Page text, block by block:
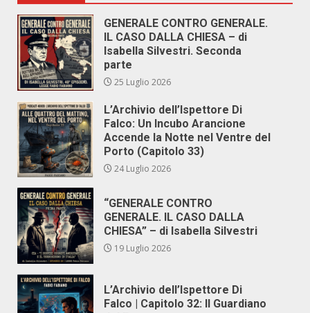
GENERALE CONTRO GENERALE.
IL CASO DALLA CHIESA – di
Isabella Silvestri. Seconda
parte
25 Luglio 2026
L’Archivio dell’Ispettore Di
Falco: Un Incubo Arancione
Accende la Notte nel Ventre del
Porto (Capitolo 33)
24 Luglio 2026
“GENERALE CONTRO
GENERALE. IL CASO DALLA
CHIESA” – di Isabella Silvestri
19 Luglio 2026
L’Archivio dell’Ispettore Di
Falco | Capitolo 32: Il Guardiano